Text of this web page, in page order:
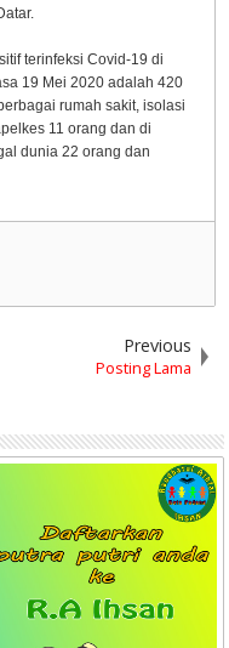
terinfeksi Covid-19 di
19 Mei 2020 adalah 420
rumah sakit, isolasi
11 orang dan di
dunia 22 orang dan
Previous
Posting Lama